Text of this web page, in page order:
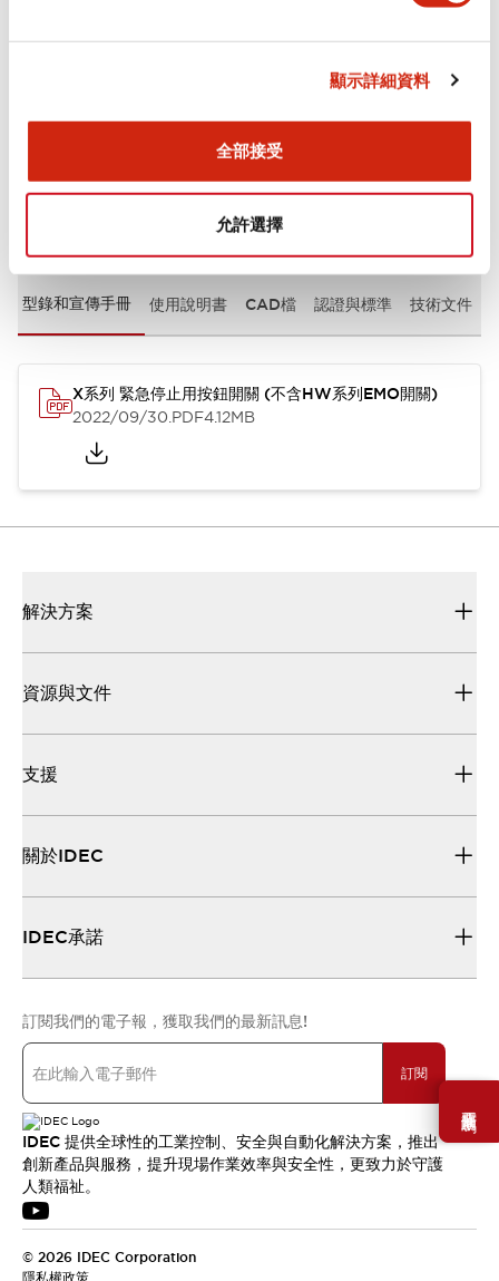
顯示詳細資料
全部接受
允許選擇
需要幫助嗎？
型錄和宣傳手冊 使用說明書 CAD檔 認證與標準 技術文件
X系列 緊急停止用按鈕開關 (不含HW系列EMO開關)
2022/09/30.PDF4.12MB
解決方案
資源與文件
支援
關於IDEC
IDEC承諾
訂閱我們的電子報，獲取我們的最新訊息!
訂閱
IDEC 提供全球性的工業控制、安全與自動化解決方案，推出
創新產品與服務，提升現場作業效率與安全性，更致力於守護
人類福祉。
© 2026 IDEC Corporation